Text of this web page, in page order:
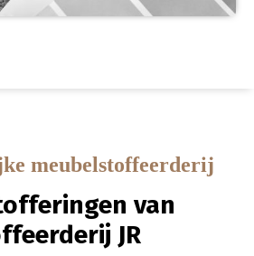
meubelstoffeerderij
van
JR